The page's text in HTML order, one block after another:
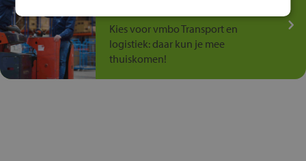
Kies voor vmbo Transport en
logistiek: daar kun je mee
thuiskomen!